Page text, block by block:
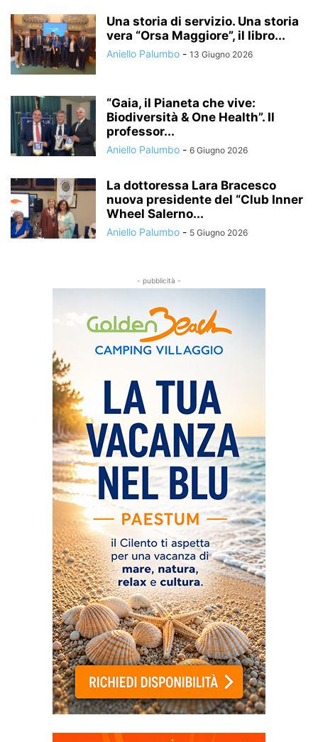
Una storia di servizio. Una storia
vera “Orsa Maggiore”, il libro...
Aniello Palumbo - 13 Giugno 2026
“Gaia, il Pianeta che vive:
Biodiversità & One Health”. Il
professor...
Aniello Palumbo - 6 Giugno 2026
La dottoressa Lara Bracesco
nuova presidente del “Club Inner
Wheel Salerno...
Aniello Palumbo - 5 Giugno 2026
- pubblicità -